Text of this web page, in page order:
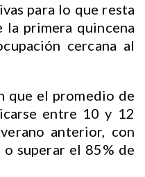
para lo que resta
la primera quincena
cercana al
que el promedio de
entre 10 y 12
anterior, con
superar el 85% de